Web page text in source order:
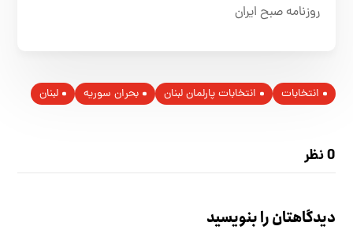
روزنامه صبح ایران
انتخابات انتخابات پارلمان لبنان بحران سوریه لبنان
0 نظر
دیدگاهتان را بنویسید